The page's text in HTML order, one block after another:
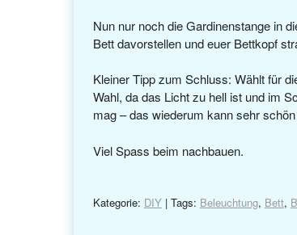
Nun nur noch die Gardinenstange in
Bett davorstellen und euer Bettkopf
Kleiner Tipp zum Schluss: Wählt für
Wahl, da das Licht zu hell ist und im
mag – das wiederum kann sehr
Viel Spass beim nachbauen.
Kategorie: DIY| Tags: Beleuchtung, Bett,